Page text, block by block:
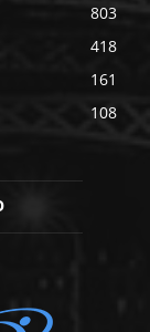
803
418
161
108